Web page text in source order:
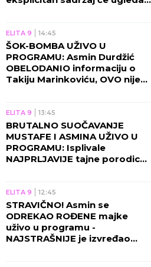
ELITA 9 14:45
ŠOK-BOMBA UŽIVO U
PROGRAMU: Asmin Durdžić
OBELODANIO informaciju o
Takiju Marinkoviću, OVO nije
ELITA 9 13:45
BRUTALNO SUOČAVANJE
MUSTAFE I ASMINA UŽIVO U
PROGRAMU: Isplivale
NAJPRLJAVIJE tajne porodice
ELITA 9 12:45
STRAVIČNO! Asmin se
ODREKAO ROĐENE majke
uživo u programu -
NAJSTRAŠNIJE je izvređao